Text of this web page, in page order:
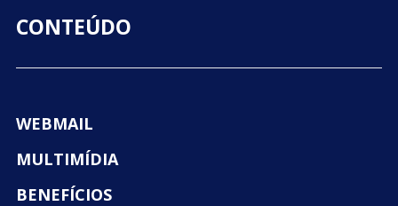
CONTEÚDO
WEBMAIL
MULTIMÍDIA
BENEFÍCIOS